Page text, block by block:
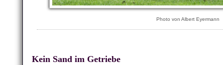
Photo von Albert Eyermann
Kein Sand im Getriebe